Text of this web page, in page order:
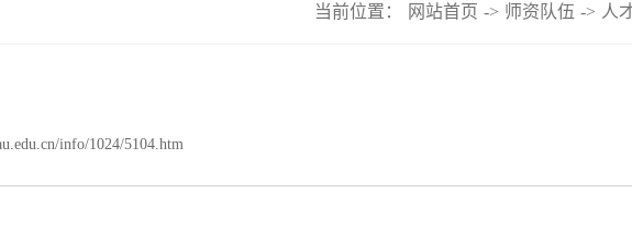
当前位置： 网站首页 -> 师资队伍 -> 人
info/1024/5104.htm​